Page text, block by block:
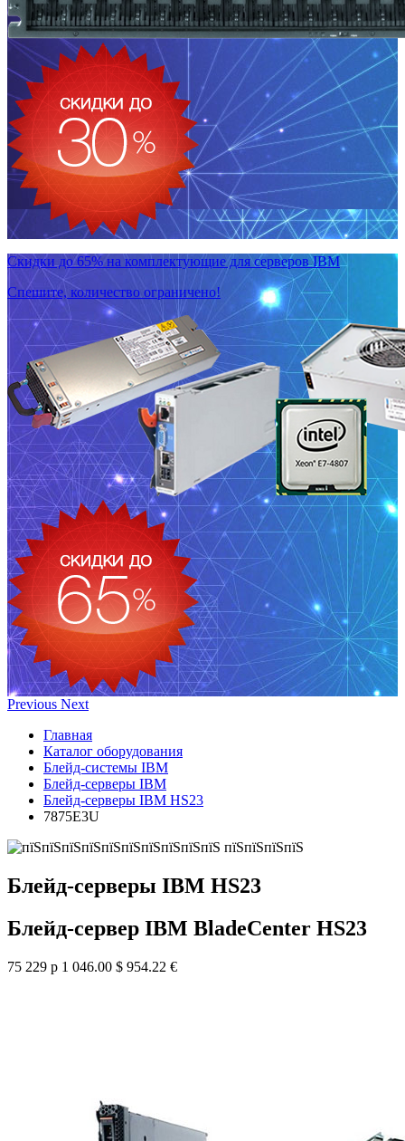
Скидки до 65% на комплектующие для серверов IBM
Спешите, количество ограничено!
Previous Next
Главная
Каталог оборудования
Блейд-системы IBM
Блейд-серверы IBM
Блейд-серверы IBM HS23
7875E3U
Блейд-серверы IBM HS23
Блейд-сервер IBM BladeCenter HS23
75 229 р 1 046.00 $ 954.22 €